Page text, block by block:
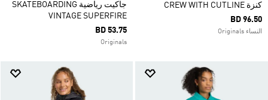
كنزة CREW WITH CUTLINE
BD 96.50
النساء Originals
جاكيت رياضية SKATEBOARDING
VINTAGE SUPERFIRE
BD 53.75
Originals